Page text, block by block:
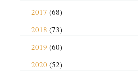
2017 (68)
2018 (73)
2019 (60)
2020 (52)